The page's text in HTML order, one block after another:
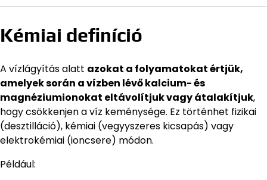
Kémiai definíció
A vízlágyítás alatt azokat a folyamatokat értjük,
amelyek során a vízben lévő kalcium- és
magnéziumionokat eltávolítjuk vagy átalakítjuk,
hogy csökkenjen a víz keménysége. Ez történhet fizikai
(desztilláció), kémiai (vegyyszeres kicsapás) vagy
elektrokémiai (ioncsere) módon.
Például: